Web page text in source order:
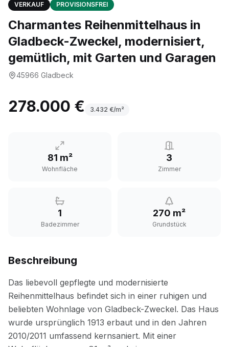
VERKAUF PROVISIONSFREI
Charmantes Reihenmittelhaus in
Gladbeck-Zweckel, modernisiert,
gemütlich, mit Garten und Garagen
45966 Gladbeck
278.000 € 3.432 €/m²
81 m²
Wohnfläche
3
Zimmer
1
Badezimmer
270 m²
Grundstück
Beschreibung